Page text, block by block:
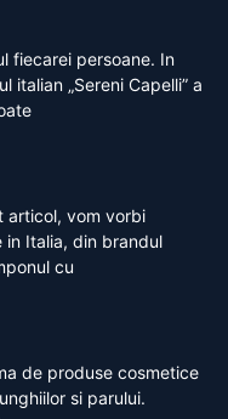
fiecarei persoane. In
italian „Sereni Capelli” a
articol, vom vorbi
Italia, din brandul
cu
de produse cosmetice
si parului.